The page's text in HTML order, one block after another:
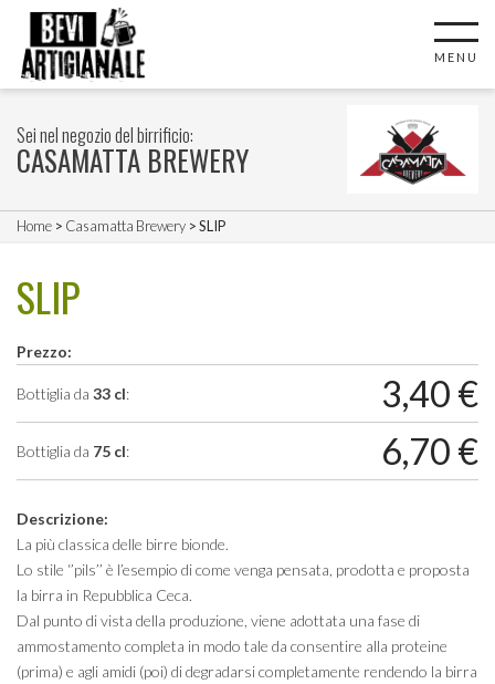
MENU
Sei nel negozio del birrificio:
CASAMATTA BREWERY
Home > Casamatta Brewery > SLIP
SLIP
Prezzo:
Bottiglia da 33 cl: 3,40 €
Bottiglia da 75 cl: 6,70 €
Descrizione:
La più classica delle birre bionde.
Lo stile ‘’pils’’ è l’esempio di come venga pensata, prodotta e proposta
la birra in Repubblica Ceca.
Dal punto di vista della produzione, viene adottata una fase di
ammostamento completa in modo tale da consentire alla proteine
(prima) e agli amidi (poi) di degradarsi completamente rendendo la birra